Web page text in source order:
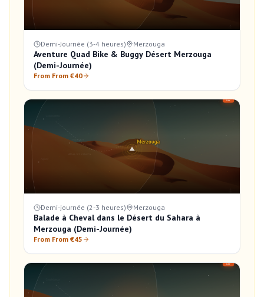
Demi-Journée (3-4 heures) Merzouga
Aventure Quad Bike & Buggy Désert Merzouga
(Demi-Journée)
From From €40
Demi-journée (2-3 heures) Merzouga
Balade à Cheval dans le Désert du Sahara à
Merzouga (Demi-Journée)
From From €45